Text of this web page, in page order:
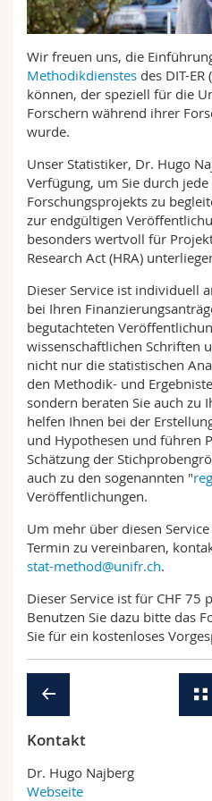
Math.-Nat. und Med. Fak.
Interfakultär
Mitarbeitende
Doktorierende
Webmail
Vorlesungsverzeichnis
MyUnifr
Wir freuen uns, die
Methodikdienstes des DIT-
können, der speziell für die
Forschern während ihrer
wurde.
Unser Statistiker, Dr. Hugo
Verfügung, um Sie durch jede
Forschungsprojekts zu
zur endgültigen
besonders wertvoll für
Research Act (HRA)
Dieser Service ist individuell
bei Ihren
begutachteten
wissenschaftlichen Schriften
nicht nur die statistischen
den Methodik- und
sondern beraten Sie auch zu
helfen Ihnen bei der
und Hypothesen und führen
Schätzung der
auch zu den sogenannten "
Veröffentlichungen.
Um mehr über diesen
Termin zu vereinbaren,
stat-method@unifr.ch.
Dieser Service ist für CHF 75
Benutzen Sie dazu bitte das
Sie für ein kostenloses
Kontakt
Dr. Hugo Najberg
Webseite